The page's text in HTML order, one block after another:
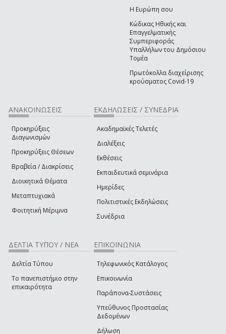
Η Ευρώπη σου
Κώδικας Ηθικής και
Επαγγελματικής
Συμπεριφοράς
Υπαλλήλων του Δημόσιου
Τομέα
Πρωτόκολλα διαχείρισης
κρούσματος Covid-19
ΑΝΑΚΟΙΝΩΣΕΙΣ
Προκηρύξεις
Διαγωνισμών
Προκηρύξεις Θέσεων
Βραβεία / Διακρίσεις
Διοικητικά Θέματα
Μεταπτυχιακά
Φοιτητική Μέριμνα
ΕΚΔΗΛΩΣΕΙΣ / ΣΥΝΕΔΡΙΑ
Ακαδημαϊκές Τελετές
Διαλέξεις
Εκθέσεις
Εκπαιδευτικά σεμινάρια
Ημερίδες
Πολιτιστικές Εκδηλώσεις
Συνέδρια
ΔΕΛΤΙΑ ΤΥΠΟΥ / ΝΕΑ
Δελτία Τύπου
Το πανεπιστήμιο στην
επικαιρότητα
ΕΠΙΚΟΙΝΩΝΙΑ
Τηλεφωνικός Κατάλογος
Επικοινωνία
Παράπονα-Συστάσεις
Υπεύθυνος Προστασίας
Δεδομένων
Δήλωση